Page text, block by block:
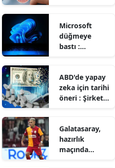
geliştirildi
Microsoft
düğmeye
bastı :
'RAM'
müjdesi!
ABD'de yapay
zeka için tarihi
öneri : Şirket
mi geçecek?
Galatasaray,
hazırlık
maçında